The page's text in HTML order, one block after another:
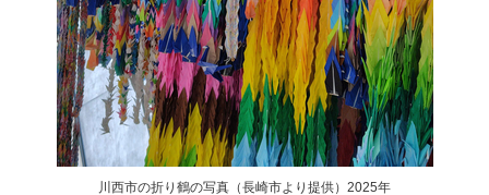
川西市の折り鶴の写真（長崎市より提供）2025年